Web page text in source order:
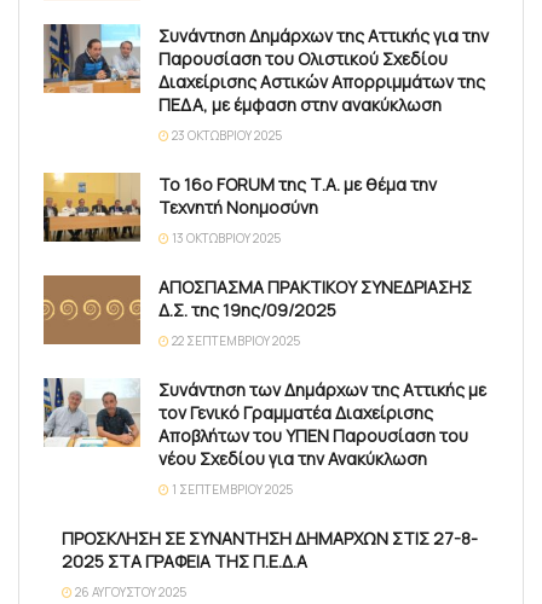
Συνάντηση Δημάρχων της Αττικής για την
Παρουσίαση του Ολιστικού Σχεδίου
Διαχείρισης Αστικών Απορριμμάτων της
ΠΕΔΑ, με έμφαση στην ανακύκλωση
23 ΟΚΤΩΒΡΊΟΥ 2025
Το 16ο FORUM της Τ.Α. με θέμα την
Τεχνητή Νοημοσύνη
13 ΟΚΤΩΒΡΊΟΥ 2025
ΑΠΟΣΠΑΣΜΑ ΠΡΑΚΤΙΚΟΥ ΣΥΝΕΔΡΙΑΣΗΣ
Δ.Σ. της 19ης/09/2025
22 ΣΕΠΤΕΜΒΡΊΟΥ 2025
Συνάντηση των Δημάρχων της Αττικής με
τον Γενικό Γραμματέα Διαχείρισης
Αποβλήτων του ΥΠΕΝ Παρουσίαση του
νέου Σχεδίου για την Ανακύκλωση
1 ΣΕΠΤΕΜΒΡΊΟΥ 2025
ΠΡΟΣΚΛΗΣΗ ΣΕ ΣΥΝΑΝΤΗΣΗ ΔΗΜΑΡΧΩΝ ΣΤΙΣ 27-8-
2025 ΣΤΑ ΓΡΑΦΕΙΑ ΤΗΣ Π.Ε.Δ.Α
26 ΑΥΓΟΎΣΤΟΥ 2025